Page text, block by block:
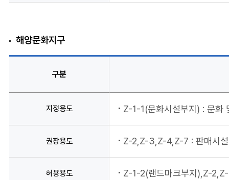
해양문화지구
구분
지정용도 Z-1-1(문화시설부지) : 문화
권장용도 Z-2,Z-3,Z-4,Z-7 : 판매시설
허용용도 Z-1-2(랜드마크부지),Z-